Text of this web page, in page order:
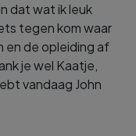
dat wat ik leuk
tegen kom waar
en de opleiding af
je wel Kaatje,
vandaag John